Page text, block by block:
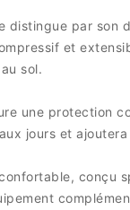
distingue par
et
sol.
une protection
jours et
conçu